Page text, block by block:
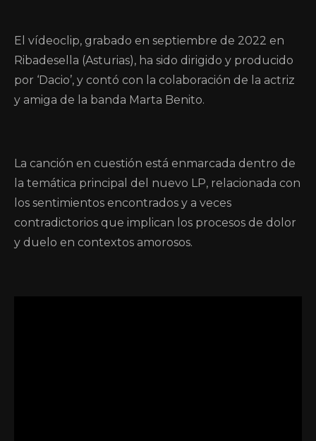
El vídeoclip, grabado en septiembre de 2022 en
Ribadesella (Asturias), ha sido dirigido y producido
por ‘Dacio’, y contó con la colaboración de la actriz
y amiga de la banda Marta Benito.
La canción en cuestión está enmarcada dentro de
la temática principal del nuevo LP, relacionada con
los sentimientos encontrados y a veces
contradictorios que implican los procesos de dolor
y duelo en contextos amorosos.